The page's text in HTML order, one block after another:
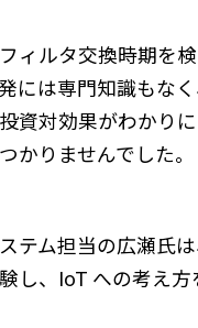
ィルタ交換時期を
には専門知識もな
資対効果がわかり
かりませんでした。
テム担当の広瀬氏
し、IoT への考え